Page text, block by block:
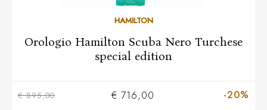
HAMILTON
Orologio Hamilton Scuba Nero Turchese
special edition
€ 895,00 € 716,00 -20%